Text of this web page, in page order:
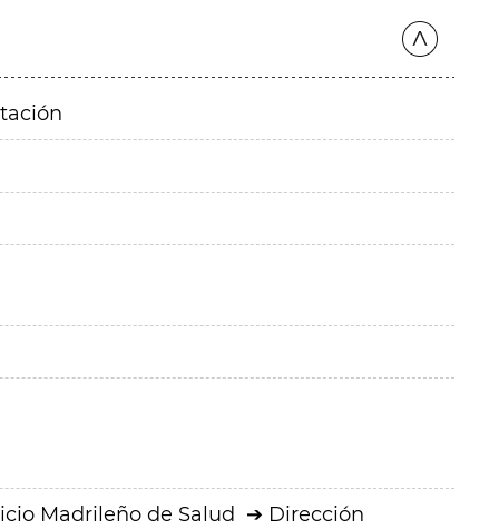
Madrileño de Salud
Dirección